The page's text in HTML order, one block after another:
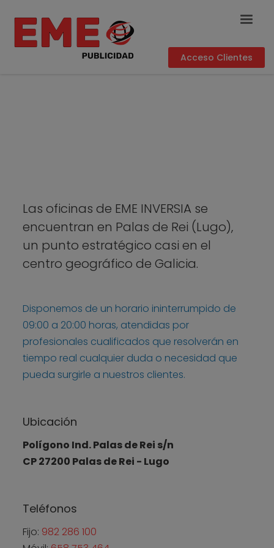
Acceso Clientes
Las oficinas de EME INVERSIA se
encuentran en Palas de Rei (Lugo),
un punto estratégico casi en el
centro geográfico de Galicia.
Disponemos de un horario ininterrumpido de
09:00 a 20:00 horas, atendidas por
profesionales cualificados que resolverán en
tiempo real cualquier duda o necesidad que
pueda surgirle a nuestros clientes.
Ubicación
Polígono Ind. Palas de Rei s/n
CP 27200 Palas de Rei - Lugo
Teléfonos
Fijo: 982 286 100